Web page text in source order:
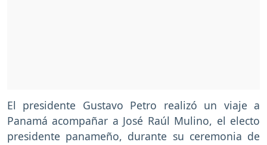
El presidente Gustavo Petro realizó un viaje a
Panamá acompañar a José Raúl Mulino, el electo
presidente panameño, durante su ceremonia de